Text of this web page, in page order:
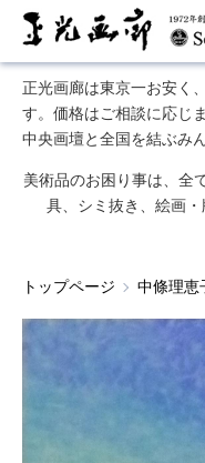
正光画廊は東京一お安く
す。価格はご相談に応じま
中央画壇と全国を結ぶみ
美術品のお困り事は、全
具、シミ抜き、絵画
トップページ 中條理恵